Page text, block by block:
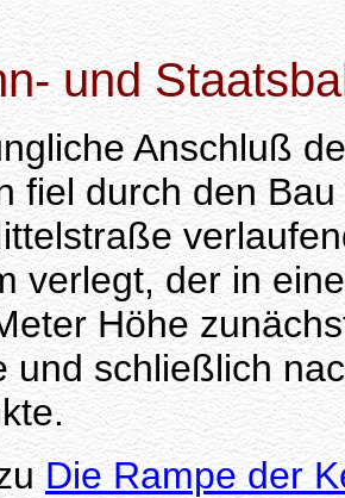
und
Anschluß
fiel durch den
verlegt, der in
Höhe
und schließlich
Die Rampe der